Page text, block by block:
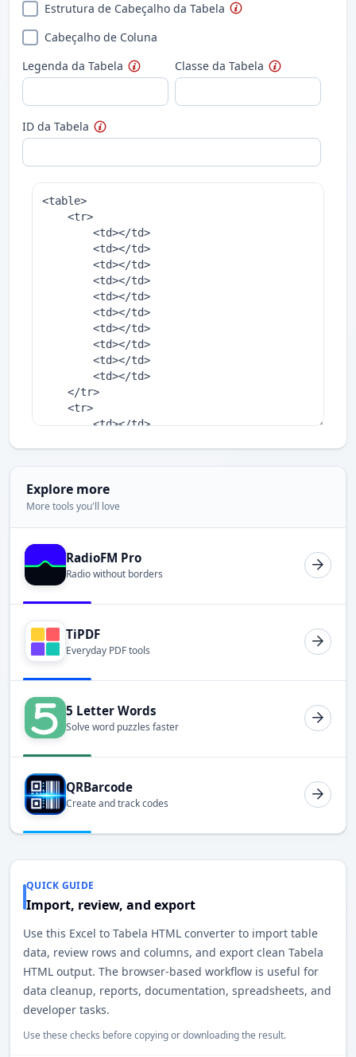
Estrutura de Cabeçalho da Tabela
Cabeçalho de Coluna
Legenda da Tabela
Classe da Tabela
ID da Tabela
Explore more
More tools you'll love
RadioFM Pro
Radio without borders
TiPDF
Everyday PDF tools
5 Letter Words
Solve word puzzles faster
QRBarcode
Create and track codes
QUICK GUIDE
Import, review, and export
Use this Excel to Tabela HTML converter to import table
data, review rows and columns, and export clean Tabela
HTML output. The browser-based workflow is useful for
data cleanup, reports, documentation, spreadsheets, and
developer tasks.
Use these checks before copying or downloading the result.